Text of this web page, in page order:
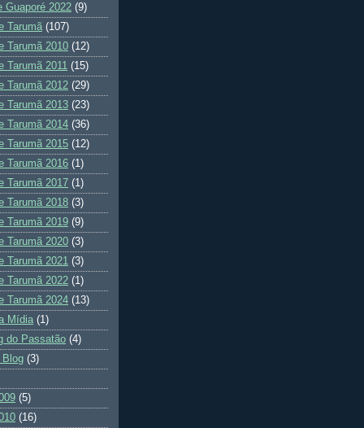
Guaporé 2022 (9)
Tarumã (107)
Tarumã 2010 (12)
Tarumã 2011 (15)
Tarumã 2012 (29)
Tarumã 2013 (23)
Tarumã 2014 (36)
Tarumã 2015 (12)
Tarumã 2016 (1)
Tarumã 2017 (1)
Tarumã 2018 (3)
Tarumã 2019 (9)
Tarumã 2020 (3)
Tarumã 2021 (3)
Tarumã 2022 (1)
Tarumã 2024 (13)
Mídia (1)
do Passatão (4)
Blog (3)
(5)
(16)